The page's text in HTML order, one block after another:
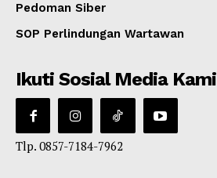
Pedoman Siber
SOP Perlindungan Wartawan
Ikuti Sosial Media Kami
Tlp. 0857-7184-7962